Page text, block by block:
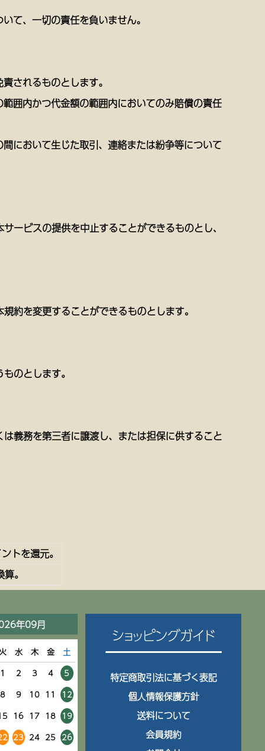
て、一切の責任を負いません。
されるものとします。
囲内かつ代金額の範囲内においてのみ賠償の責任
において生じた取引、連絡または紛争等について
ービスの提供を中止することができるものとし、
約を変更することができるものとします。
のとします。
義務を第三者に譲渡し、または担保に供すること
トを還元。
。
年09月
水 木 金
土
1
2 3 4
5
8 9 10 11
12
16 17 18 19
23 24 25 26
ショッピングガイド
特定商取引法に基づく表記
個人情報保護方針
送料について
会員規約